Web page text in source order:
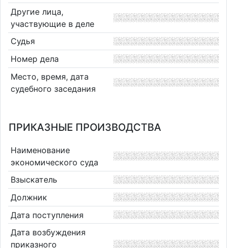
Другие лица,
участвующие в деле
Судья
Номер дела
Место, время, дата
судебного заседания
ПРИКАЗНЫЕ ПРОИЗВОДСТВА
Наименование
экономического суда
Взыскатель
Должник
Дата поступления
Дата возбуждения
приказного